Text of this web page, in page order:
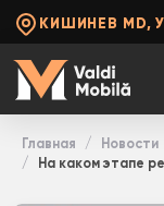
КИШИНЕВ MD,
Главная
Новости
На каком этапе